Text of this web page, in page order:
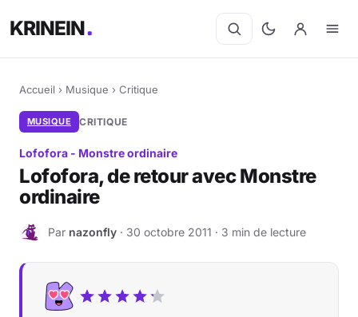
KRINEIN
Accueil › Musique › Critique
MUSIQUE CRITIQUE
Lofofora - Monstre ordinaire
Lofofora, de retour avec Monstre
ordinaire
N Par nazonfly · 30 octobre 2011 · 3 min de lecture